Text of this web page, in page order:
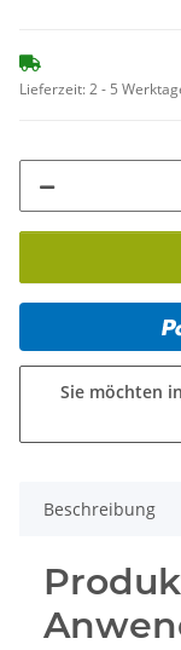
Lieferzeit:2 - 5
Sie möchten
Beschreibung